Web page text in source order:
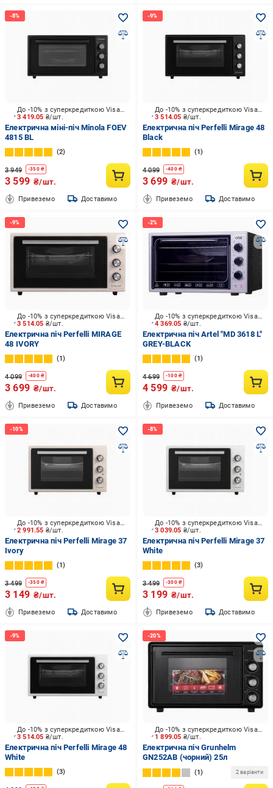
3 419.05 ₴/шт.
До -10% з суперкредиткою Visa Вигода
Електрична міні-піч Minola FOEV
4815 BL
2
3 949 -350₴
3 599 ₴/шт.
Привеземо Доставимо
3 514.05 ₴/шт.
До -10% з суперкредиткою Visa Вигода
Електрична піч Perfelli Mirage 48
Black
1
4 099 -400₴
3 699 ₴/шт.
Привеземо Доставимо
3 514.05 ₴/шт.
До -10% з суперкредиткою Visa Вигода
Електрична піч Perfelli MIRAGE
48 IVORY
1
4 099 -400₴
3 699 ₴/шт.
Привеземо Доставимо
4 369.05 ₴/шт.
До -10% з суперкредиткою Visa Вигода
Електрична піч Artel "MD 3618 L"
GREY-BLACK
1
4 699 -100₴
4 599 ₴/шт.
Привеземо Доставимо
2 991.55 ₴/шт.
До -10% з суперкредиткою Visa Вигода
Електрична піч Perfelli Mirage 37
Ivory
1
3 499 -350₴
3 149 ₴/шт.
Привеземо Доставимо
3 039.05 ₴/шт.
До -10% з суперкредиткою Visa Вигода
Електрична піч Perfelli Mirage 37
White
3
3 499 -300₴
3 199 ₴/шт.
Привеземо Доставимо
3 514.05 ₴/шт.
До -10% з суперкредиткою Visa Вигода
Електрична піч Perfelli Mirage 48
White
3
1 899.05 ₴/шт.
До -10% з суперкредиткою Visa Вигода
Електрична піч Grunhelm
GN252AB (чорний) 25л
1 2 варіанти